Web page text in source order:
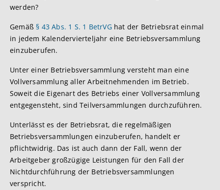
werden?
Gemäß § 43 Abs. 1 S. 1 BetrVGhat der Betriebsrat einmal
in jedem Kalendervierteljahr eine Betriebsversammlung
einzuberufen.
Unter einer Betriebsversammlung versteht man eine
Vollversammlung aller Arbeitnehmenden im Betrieb.
Soweit die Eigenart des Betriebs einer Vollversammlung
entgegensteht, sind Teilversammlungen durchzuführen.
Unterlässt es der Betriebsrat, die regelmäßigen
Betriebsversammlungen einzuberufen, handelt er
pflichtwidrig. Das ist auch dann der Fall, wenn der
Arbeitgeber großzügige Leistungen für den Fall der
Nichtdurchführung der Betriebsversammlungen
verspricht.